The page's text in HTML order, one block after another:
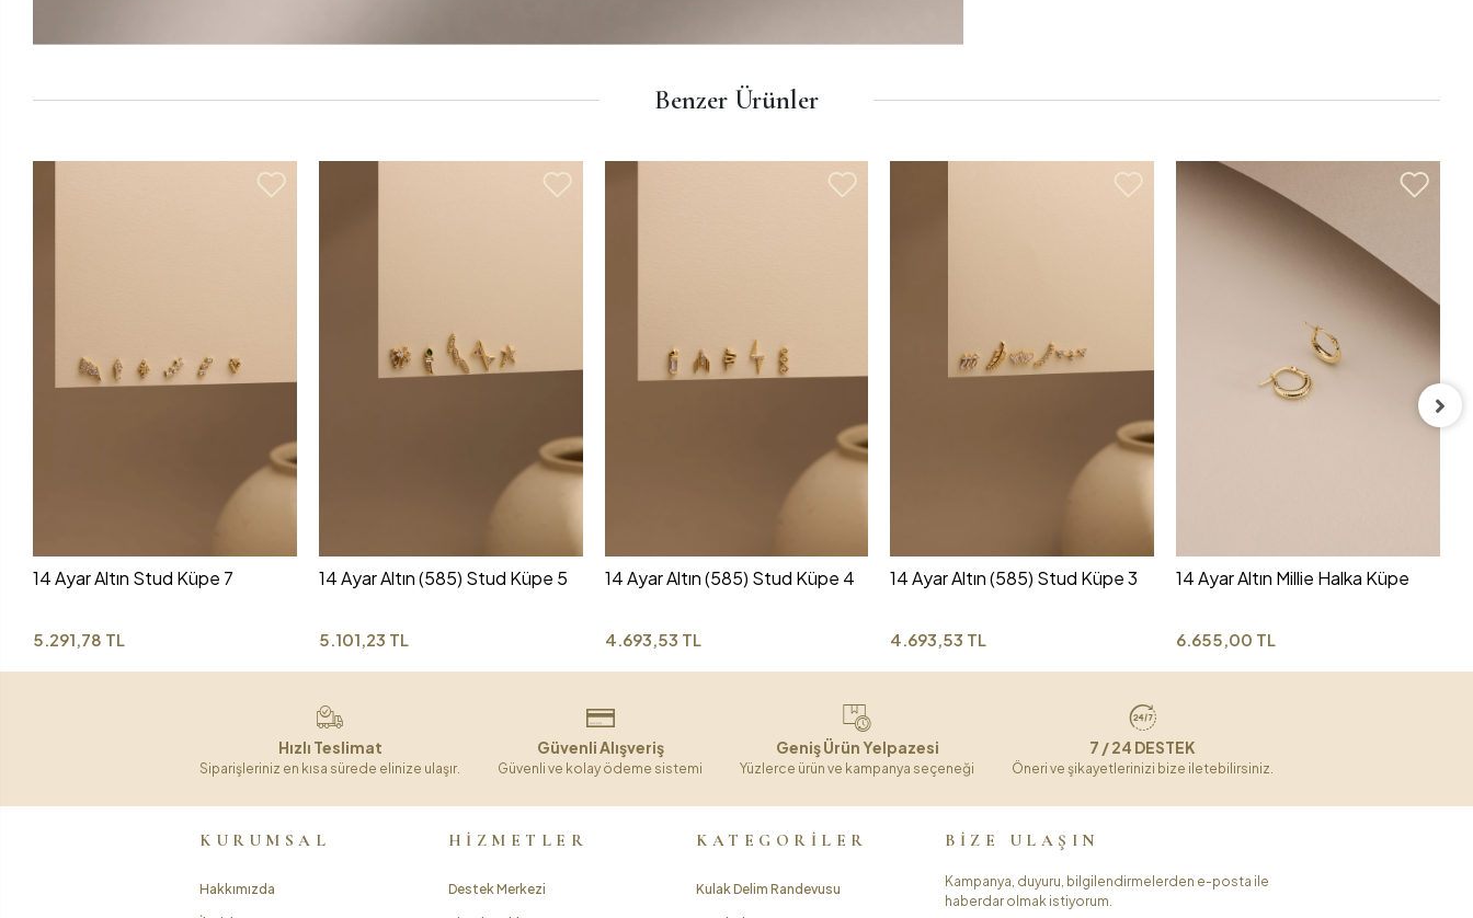
Benzer Ürünler
14 Ayar Altın Stud Küpe 7
5.291,78 TL
14 Ayar Altın (585) Stud Küpe 5
5.101,23 TL
14 Ayar Altın (585) Stud Küpe 4
4.693,53 TL
14 Ayar Altın (585) Stud Küpe 3
4.693,53 TL
14 Ayar Altın Millie Halka Küpe
6.655,00 TL
Hızlı Teslimat
Siparişleriniz en kısa sürede elinize ulaşır.
Güvenli Alışveriş
Güvenli ve kolay ödeme sistemi
Geniş Ürün Yelpazesi
Yüzlerce ürün ve kampanya seçeneği
7 / 24 DESTEK
Öneri ve şikayetlerinizi bize iletebilirsiniz.
KURUMSAL
Hakkımızda
HİZMETLER
Destek Merkezi
KATEGORİLER
Kulak Delim Randevusu
BİZE ULAŞIN
Kampanya, duyuru, bilgilendirmelerden e-posta ile
haberdar olmak istiyorum.